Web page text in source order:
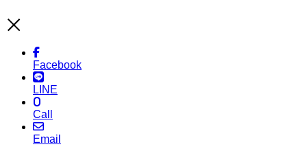
Facebook
LINE
Call
Email